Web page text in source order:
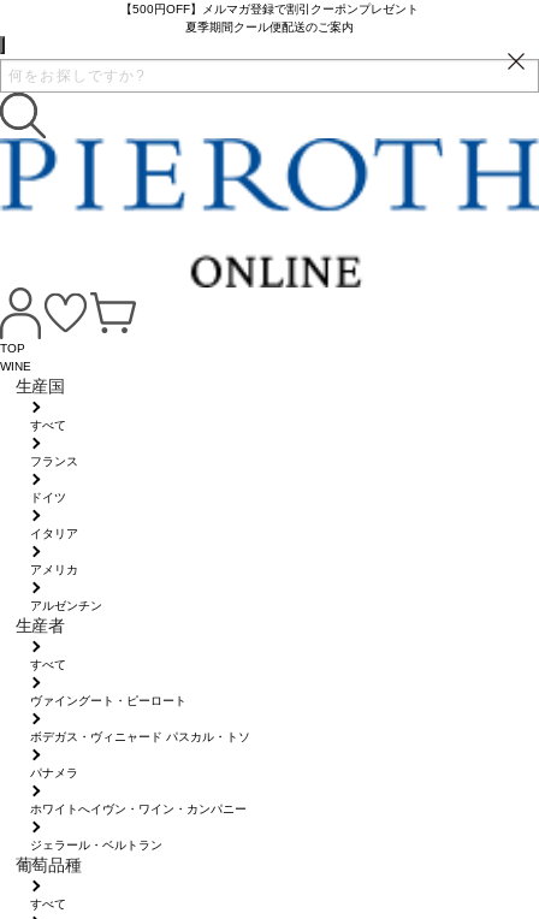
【500円OFF】メルマガ登録で割引クーポンプレゼント
夏季期間クール便配送のご案内
TOP
WINE
生産国
すべて
フランス
ドイツ
イタリア
アメリカ
アルゼンチン
生産者
すべて
ヴァイングート・ピーロート
ボデガス・ヴィニャード パスカル・トソ
パナメラ
ホワイトへイヴン・ワイン・カンパニー
ジェラール・ベルトラン
葡萄品種
すべて